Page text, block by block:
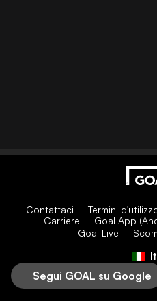
Contattaci Termini
Carriere
Goal App
Goal Live
Segui GOAL su Google